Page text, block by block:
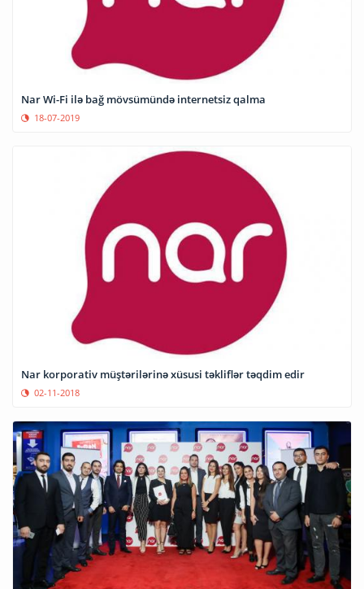
Nar Wi-Fi ilə bağ mövsümündə internetsiz qalma
18-07-2019
Nar korporativ müştərilərinə xüsusi təkliflər təqdim edir
02-11-2018